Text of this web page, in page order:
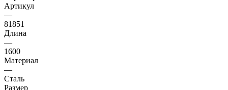
Артикул
—
81851
Длина
—
1600
Материал
—
Сталь
Размер